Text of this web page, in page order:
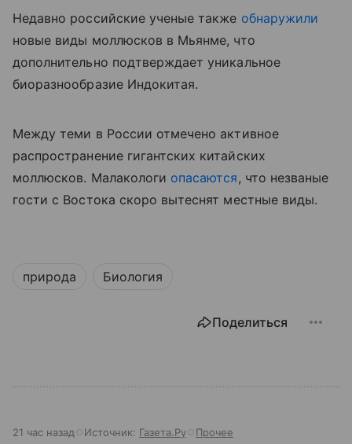
Недавно российские ученые также обнаружили
новые виды моллюсков в Мьянме, что
дополнительно подтверждает уникальное
биоразнообразие Индокитая.
Между теми в России отмечено активное
распространение гигантских китайских
моллюсков. Малакологи опасаются , что незваные
гости с Востока скоро вытеснят местные виды.
природа Биология
Поделиться
21 час назад Источник: Газета.Ру Прочее